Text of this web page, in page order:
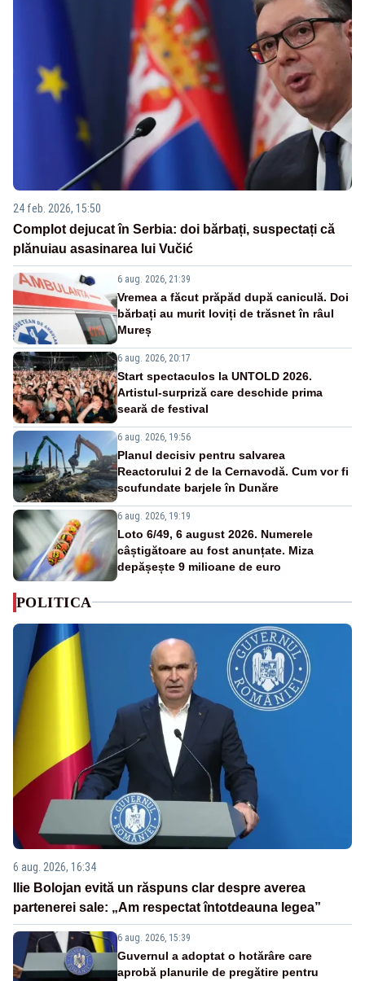
24 feb. 2026, 15:50
Complot dejucat în Serbia: doi bărbați, suspectați că
plănuiau asasinarea lui Vučić
6 aug. 2026, 21:39
Vremea a făcut prăpăd după caniculă. Doi
bărbați au murit loviți de trăsnet în râul
Mureș
6 aug. 2026, 20:17
Start spectaculos la UNTOLD 2026.
Artistul-surpriză care deschide prima
seară de festival
6 aug. 2026, 19:56
Planul decisiv pentru salvarea
Reactorului 2 de la Cernavodă. Cum vor fi
scufundate barjele în Dunăre
6 aug. 2026, 19:19
Loto 6/49, 6 august 2026. Numerele
câștigătoare au fost anunțate. Miza
depășește 9 milioane de euro
POLITICA
6 aug. 2026, 16:34
Ilie Bolojan evită un răspuns clar despre averea
partenerei sale: „Am respectat întotdeauna legea”
6 aug. 2026, 15:39
Guvernul a adoptat o hotărâre care
aprobă planurile de pregătire pentru